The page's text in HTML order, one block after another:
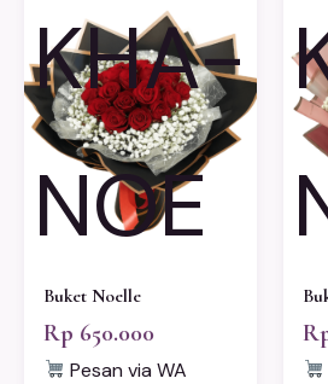
KHA-
NOE
Buket Noelle
Rp 650.000
Pesan via WA